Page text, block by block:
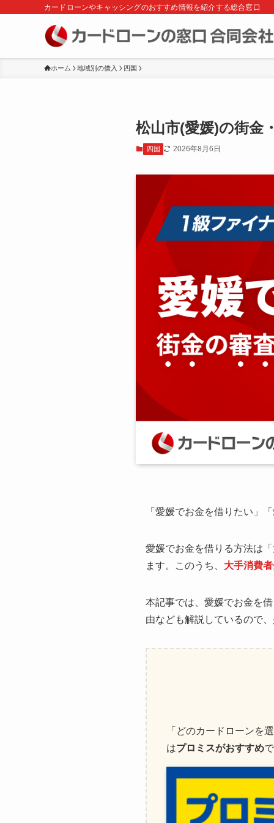
カードローンやキャッシングのおすすめ情報を紹介する総合窓口
ホーム 地域別の借入 四国
松山市(愛媛)の街金
四国 2026年8月6日
「愛媛でお金を借りたい」
愛媛でお金を借りる方法は
ます。このうち、 大手消費
本記事では、愛媛でお金を
由なども解説しているので
「どのカードローンを
はプロミスがおすすめ